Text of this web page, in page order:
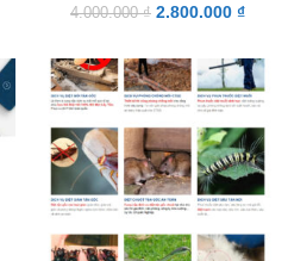
4.000.000₫ 2.800.000 ₫